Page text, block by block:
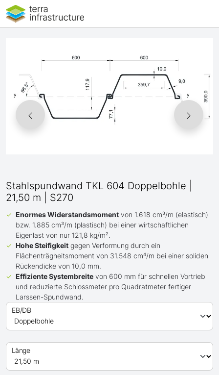
Stahlspundwand TKL 604 Doppelbohle |
21,50 m | S270
Enormes Widerstandsmoment von 1.618 cm³/m (elastisch)
bzw. 1.885 cm³/m (plastisch) bei einer wirtschaftlichen
Eigenlast von nur 121,8 kg/m².
Hohe Steifigkeit gegen Verformung durch ein
Flächenträgheitsmoment von 31.548 cm⁴/m bei einer soliden
Rückendicke von 10,0 mm.
Effiziente Systembreite von 600 mm für schnellen Vortrieb
und reduzierte Schlossmeter pro Quadratmeter fertiger
Larssen-Spundwand.
EB/DB
Länge